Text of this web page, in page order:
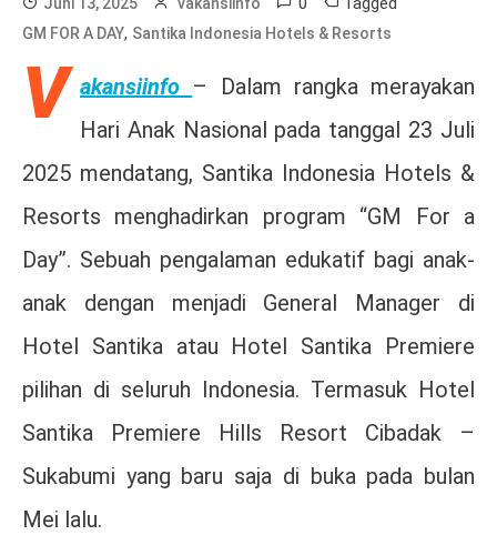
Juni 13, 2025 vakansiinfo
GM FOR A DAY, Santika Indonesia Hotels & Resorts
V akansiinfo – Dalam rangka merayakan
Hari Anak Nasional pada tanggal 23 Juli
2025 mendatang, Santika Indonesia Hotels &
Resorts menghadirkan program “GM For a
Day”. Sebuah pengalaman edukatif bagi anak-
anak dengan menjadi General Manager di
Hotel Santika atau Hotel Santika Premiere
pilihan di seluruh Indonesia. Termasuk Hotel
Santika Premiere Hills Resort Cibadak –
Sukabumi yang baru saja di buka pada bulan
Mei lalu.